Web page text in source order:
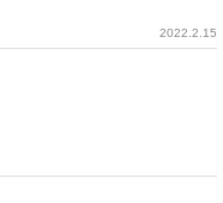
2022.2.15